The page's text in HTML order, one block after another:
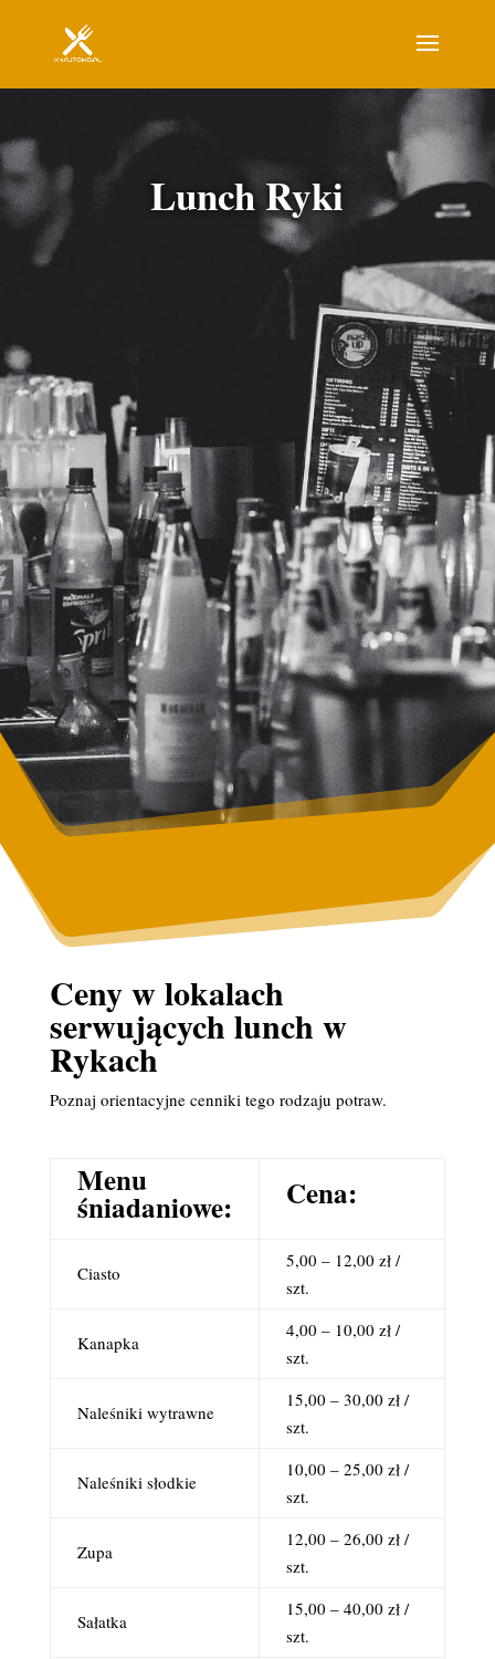
Lunch Ryki
Ceny w lokalach
serwujących lunch w
Rykach
Poznaj orientacyjne cenniki tego rodzaju potraw.
Menu
śniadaniowe: Cena:
Ciasto
5,00 – 12,00 zł /
szt.
Kanapka
4,00 – 10,00 zł /
szt.
Naleśniki wytrawne
15,00 – 30,00 zł /
szt.
Naleśniki słodkie
10,00 – 25,00 zł /
szt.
Zupa
12,00 – 26,00 zł /
szt.
Sałatka
15,00 – 40,00 zł /
szt.